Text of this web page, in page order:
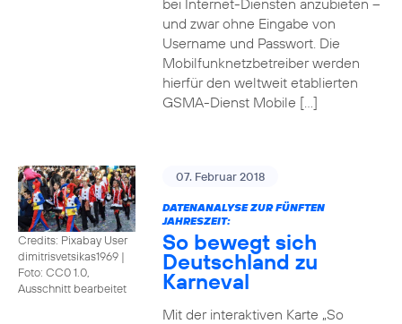
bei Internet-Diensten anzubieten –
und zwar ohne Eingabe von
Username und Passwort. Die
Mobilfunknetzbetreiber werden
hierfür den weltweit etablierten
GSMA-Dienst Mobile […]
Credits: Pixabay User
dimitrisvetsikas1969 |
Foto: CC0 1.0,
Ausschnitt bearbeitet
07. Februar 2018
DATENANALYSE ZUR FÜNFTEN
JAHRESZEIT:
So bewegt sich
Deutschland zu
Karneval
Mit der interaktiven Karte „So